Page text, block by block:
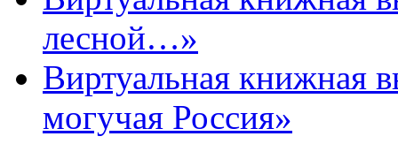
лесной…»
Виртуальная книжная
могучая Россия»